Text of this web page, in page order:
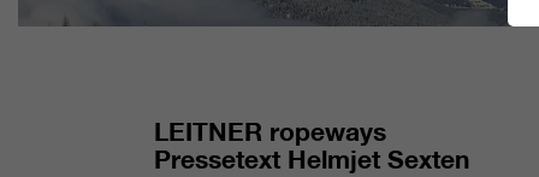
LEITNER ropeways
Pressetext Helmjet Sexten